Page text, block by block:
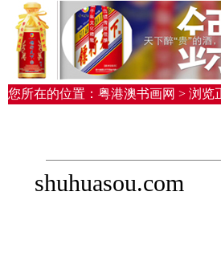
您所在的位置：粤港澳书画网 > 浏览
shuhuasou.com